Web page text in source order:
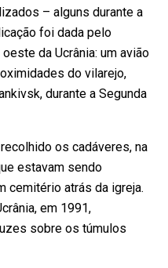
– alguns durante a
foi dada pelo
da Ucrânia: um avião
do vilarejo,
durante a Segunda
os cadáveres, na
estavam sendo
cemitério atrás da igreja.
em 1991,
sobre os túmulos